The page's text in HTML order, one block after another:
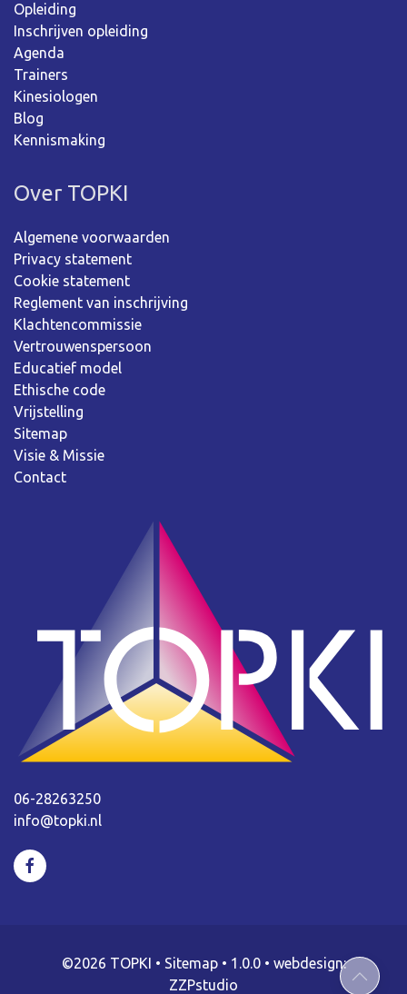
Opleiding
Inschrijven opleiding
Agenda
Trainers
Kinesiologen
Blog
Kennismaking
Over TOPKI
Algemene voorwaarden
Privacy statement
Cookie statement
Reglement van inschrijving
Klachtencommissie
Vertrouwenspersoon
Educatief model
Ethische code
Vrijstelling
Sitemap
Visie & Missie
Contact
06-28263250
info@topki.nl
©2026 TOPKI • Sitemap• 1.0.0 • webdesign:
ZZPstudio